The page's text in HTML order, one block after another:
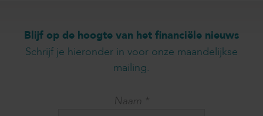
Blijf op de hoogte van het financiële nieuws
Schrijf je hieronder in voor onze maandelijkse
mailing.
Naam *